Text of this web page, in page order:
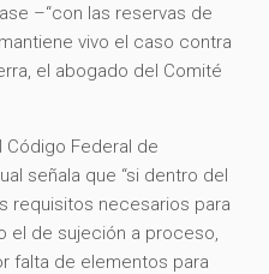
–“con las reservas de
vivo el caso contra
el abogado del Comité
Código Federal de
señala que “si dentro del
requisitos necesarios para
el de sujeción a proceso,
falta de elementos para